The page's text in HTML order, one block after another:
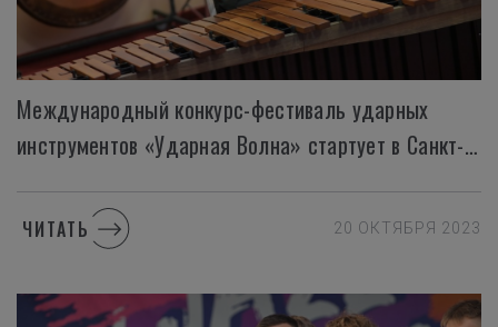
Международный конкурс-фестиваль ударных
инструментов «Ударная Волна» стартует в Санкт-Петербурге с 26 ноября
ЧИТАТЬ 20 ОКТЯБРЯ 2023